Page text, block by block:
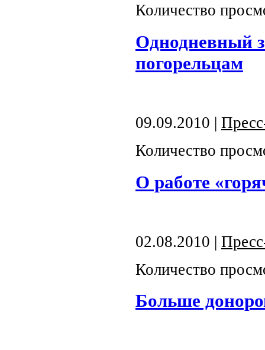
Количество
Однодневный
погорельцам
09.09.2010 |
Количество
О работе
02.08.2010 |
Количество
Больше